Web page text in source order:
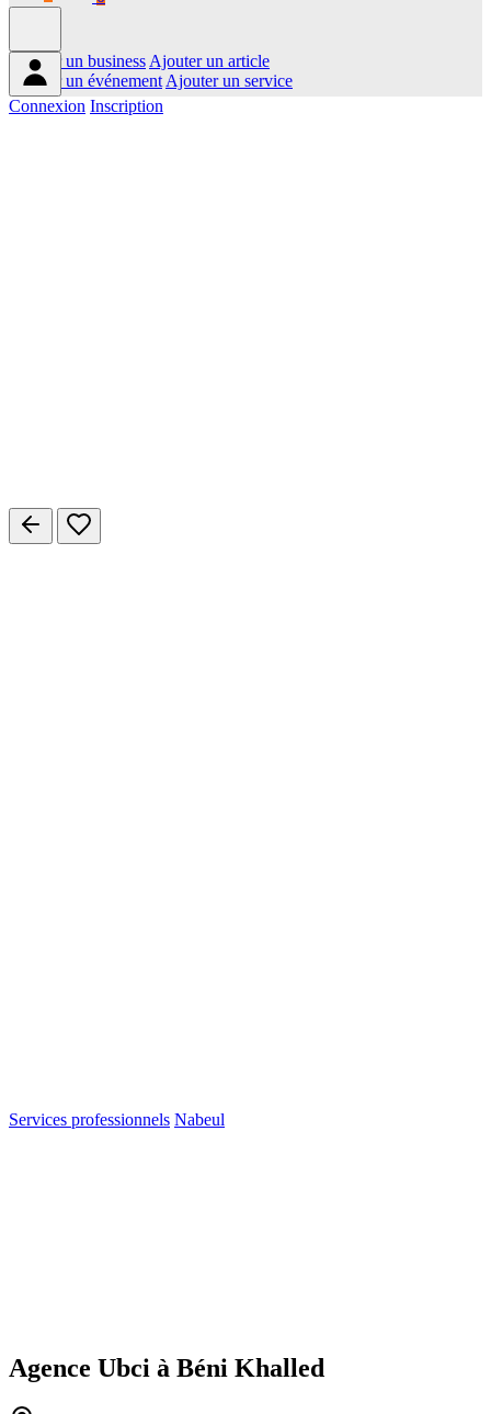
Ajouter un business Ajouter un article
Ajouter un événement Ajouter un service
Connexion Inscription
Services professionnels Nabeul
Agence Ubci à Béni Khalled